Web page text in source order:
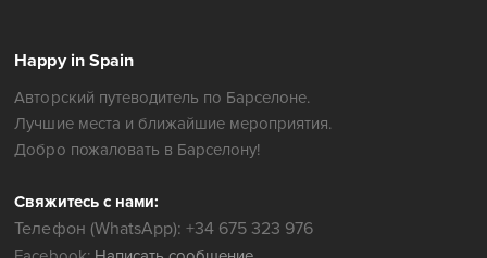
Happy in Spain
Авторский путеводитель по Барселоне.
Лучшие места и ближайшие мероприятия.
Добро пожаловать в Барселону!
Свяжитесь с нами:
Телефон (WhatsApp): +34 675 323 976